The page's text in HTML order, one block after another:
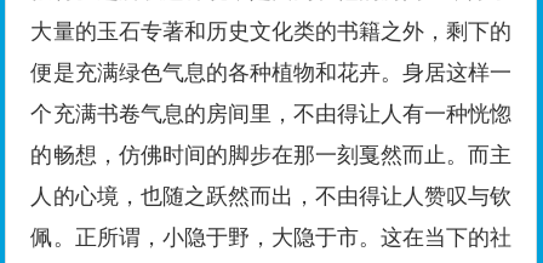
大量的玉石专著和历史文化类的书籍之外，剩下的
便是充满绿色气息的各种植物和花卉。身居这样一
个充满书卷气息的房间里，不由得让人有一种恍惚
的畅想，仿佛时间的脚步在那一刻戛然而止。而主
人的心境，也随之跃然而出，不由得让人赞叹与钦
佩。正所谓，小隐于野，大隐于市。这在当下的社